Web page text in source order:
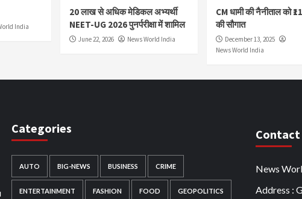
India
20 लाख से अधिक मेडिकल अभ्यर्थी
NEET-UG 2026 पुनर्परीक्षा में शामिल
June 22, 2026 News World India
CM धामी की नैनीताल को
की सौगात
December 13, 2025
News World India
Categories
AUTO BIG-NEWS BUSINESS CRIME
ENTERTAINMENT FASHION FOOD GEOPOLITICS
Contact
News
Address :